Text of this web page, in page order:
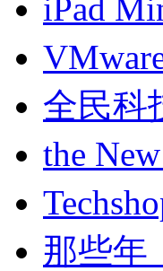
iPad
全民科
the
那些年